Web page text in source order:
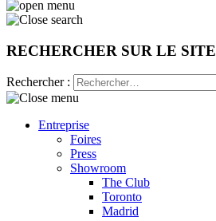
RECHERCHER SUR LE SITE
Rechercher :
Entreprise
Foires
Press
Showroom
The Club
Toronto
Madrid